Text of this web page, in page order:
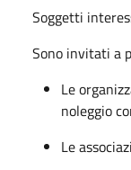
Soggetti
Sono invitati a
Le
noleggio
Le